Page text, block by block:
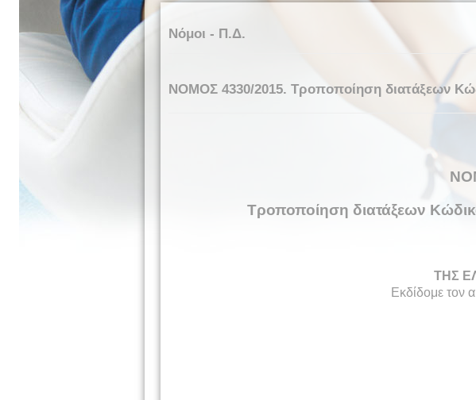
Νόμοι - Π.Δ.
NOMOΣ 4330/2015. Τροποποίηση διατάξεων
Τροποποίηση διατάξεων
ΤΗΣ
Εκδίδομε τον